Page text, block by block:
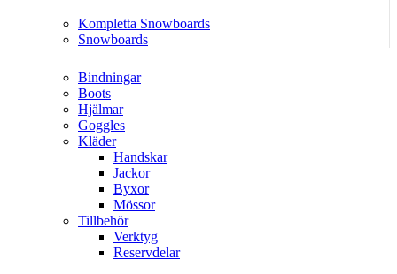
Kompletta Snowboards
Snowboards
Bindningar
Boots
Hjälmar
Goggles
Kläder
Handskar
Jackor
Byxor
Mössor
Tillbehör
Verktyg
Reservdelar